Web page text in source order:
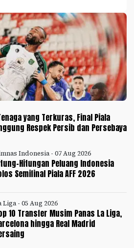
yang Terkuras, Final Piala
Respek Persib dan Persebaya
Indonesia - 07 Aug 2026
Hitungan Peluang Indonesia
Semifinal Piala AFF 2026
Liga - 05 Aug 2026
10 Transfer Musim Panas La Liga,
hingga Real Madrid